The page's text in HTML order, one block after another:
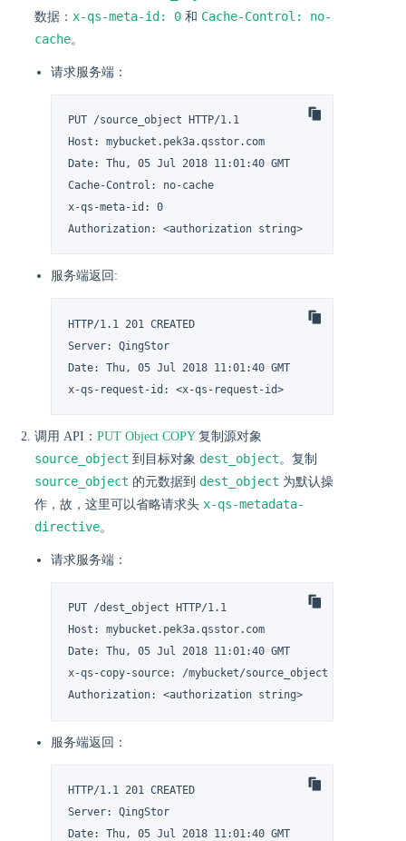
数据： x-qs-meta-id: 0 和 Cache-Control: no-
cache。
请求服务端：
PUT /source_object HTTP/1.1
Host: mybucket.pek3a.qsstor.com
Date: Thu, 05 Jul 2018 11:01:40 GMT
Cache-Control: no-cache
x-qs-meta-id: 0
Authorization: <authorization string>
服务端返回:
HTTP/1.1 201 CREATED
Server: QingStor
Date: Thu, 05 Jul 2018 11:01:40 GMT
x-qs-request-id: <x-qs-request-id>
调用 API： PUT Object COPY复制源对象
source_object 到目标对象 dest_object。复制
source_object 的元数据到 dest_object 为默认操
作，故，这里可以省略请求头 x-qs-metadata-
directive。
请求服务端：
PUT /dest_object HTTP/1.1
Host: mybucket.pek3a.qsstor.com
Date: Thu, 05 Jul 2018 11:01:40 GMT
x-qs-copy-source: /mybucket/source_object
Authorization: <authorization string>
服务端返回：
HTTP/1.1 201 CREATED
Server: QingStor
Date: Thu, 05 Jul 2018 11:01:40 GMT